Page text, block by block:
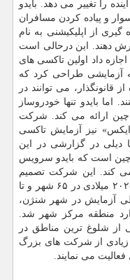
را تغییر می دهد. بایدو
برای سوار و پیاده کردن مسافران
گیری از اپلیکیشنی به نام
دهند. این درحالی است
ماه نوامبر ۲۰۲۱ میلادی اجازه داد اولین تاکسی های
آزمایشی طراحی کرد که
می توانند در
بایدو تنها خودروساز
ارائه می کند. شرکت
نیز آزمایش تاکسی
دیلی در گزارشی در این
است که بایدو سرویس
می کند. این شرکت تصمیم
دارد عملیات خودرو های خودرانش را تا ۲۰۲۵ میلادی در ۶۵ شهر و تا
نماید. طی آزمایش در شهر شنژن،
منطقه مرکز شهر شد.
از شلوغ ترین مناطق در
از شرکت های بزرگ
می نمایند.